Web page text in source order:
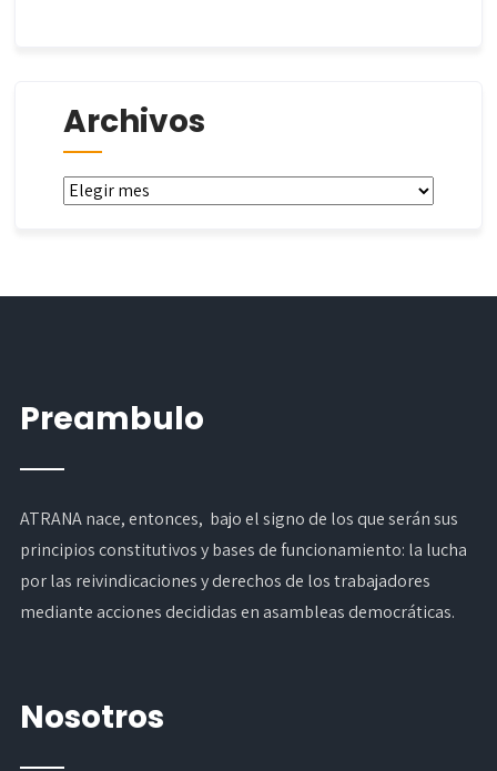
Archivos
Archivos
Preambulo
ATRANA nace, entonces, bajo el signo de los que serán sus
principios constitutivos y bases de funcionamiento: la lucha
por las reivindicaciones y derechos de los trabajadores
mediante acciones decididas en asambleas democráticas.
Nosotros